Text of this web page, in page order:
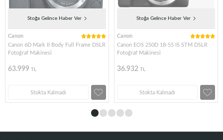
Stoğa Gelince Haber Ver
Canon
Canon 6D Mark II Body Full Frame DSLR
Fotoğraf Makinesi
63.999 TL
Stokta Kalmadı
Stoğa Gelince Haber Ver
Canon
Canon EOS 250D 18-55 IS STM DSLR
Fotoğraf Makinesi
36.932 TL
Stokta Kalmadı